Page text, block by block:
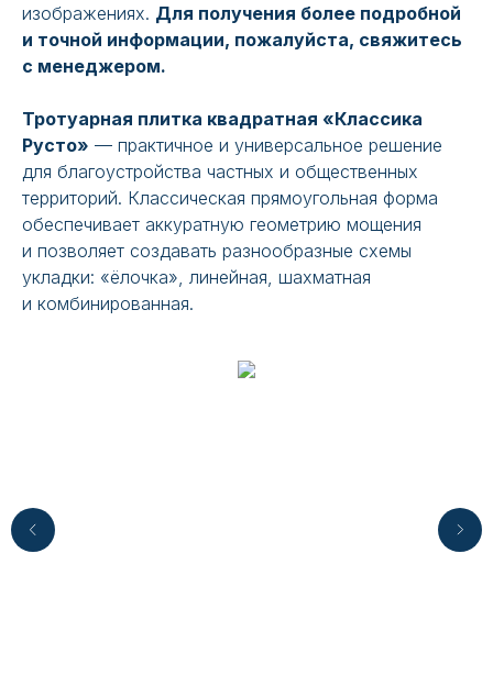
изображениях. Для получения более подробной
и точной информации, пожалуйста, свяжитесь
с менеджером.
Тротуарная плитка квадратная «Классика
Русто» — практичное и универсальное решение
для благоустройства частных и общественных
территорий. Классическая прямоугольная форма
обеспечивает аккуратную геометрию мощения
и позволяет создавать разнообразные схемы
укладки: «ёлочка», линейная, шахматная
и комбинированная.